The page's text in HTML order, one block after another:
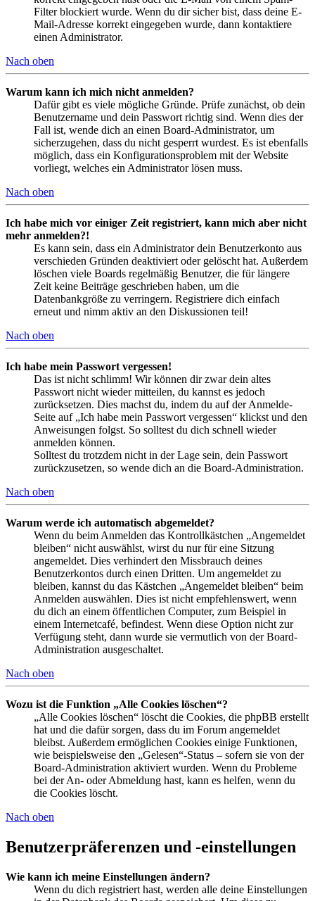
Filter blockiert wurde. Wenn du dir sicher bist, dass deine E-
Mail-Adresse korrekt eingegeben wurde, dann kontaktiere
einen Administrator.
Nach oben
Warum kann ich mich nicht anmelden?
Dafür gibt es viele mögliche Gründe. Prüfe zunächst, ob dein
Benutzername und dein Passwort richtig sind. Wenn dies der
Fall ist, wende dich an einen Board-Administrator, um
sicherzugehen, dass du nicht gesperrt wurdest. Es ist ebenfalls
möglich, dass ein Konfigurationsproblem mit der Website
vorliegt, welches ein Administrator lösen muss.
Nach oben
Ich habe mich vor einiger Zeit registriert, kann mich aber nicht
mehr anmelden?!
Es kann sein, dass ein Administrator dein Benutzerkonto aus
verschieden Gründen deaktiviert oder gelöscht hat. Außerdem
löschen viele Boards regelmäßig Benutzer, die für längere
Zeit keine Beiträge geschrieben haben, um die
Datenbankgröße zu verringern. Registriere dich einfach
erneut und nimm aktiv an den Diskussionen teil!
Nach oben
Ich habe mein Passwort vergessen!
Das ist nicht schlimm! Wir können dir zwar dein altes
Passwort nicht wieder mitteilen, du kannst es jedoch
zurücksetzen. Dies machst du, indem du auf der Anmelde-
Seite auf „Ich habe mein Passwort vergessen“ klickst und den
Anweisungen folgst. So solltest du dich schnell wieder
anmelden können.
Solltest du trotzdem nicht in der Lage sein, dein Passwort
zurückzusetzen, so wende dich an die Board-Administration.
Nach oben
Warum werde ich automatisch abgemeldet?
Wenn du beim Anmelden das Kontrollkästchen „Angemeldet
bleiben“ nicht auswählst, wirst du nur für eine Sitzung
angemeldet. Dies verhindert den Missbrauch deines
Benutzerkontos durch einen Dritten. Um angemeldet zu
bleiben, kannst du das Kästchen „Angemeldet bleiben“ beim
Anmelden auswählen. Dies ist nicht empfehlenswert, wenn
du dich an einem öffentlichen Computer, zum Beispiel in
einem Internetcafé, befindest. Wenn diese Option nicht zur
Verfügung steht, dann wurde sie vermutlich von der Board-
Administration ausgeschaltet.
Nach oben
Wozu ist die Funktion „Alle Cookies löschen“?
„Alle Cookies löschen“ löscht die Cookies, die phpBB erstellt
hat und die dafür sorgen, dass du im Forum angemeldet
bleibst. Außerdem ermöglichen Cookies einige Funktionen,
wie beispielsweise den „Gelesen“-Status – sofern sie von der
Board-Administration aktiviert wurden. Wenn du Probleme
bei der An- oder Abmeldung hast, kann es helfen, wenn du
die Cookies löscht.
Nach oben
Benutzerpräferenzen und -einstellungen
Wie kann ich meine Einstellungen ändern?
Wenn du dich registriert hast, werden alle deine Einstellungen